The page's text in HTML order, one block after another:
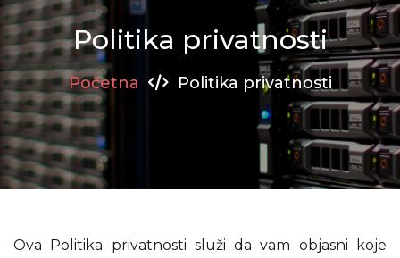
Politika privatnosti
Početna Politika privatnosti
Ova Politika privatnosti služi da vam objasni koje